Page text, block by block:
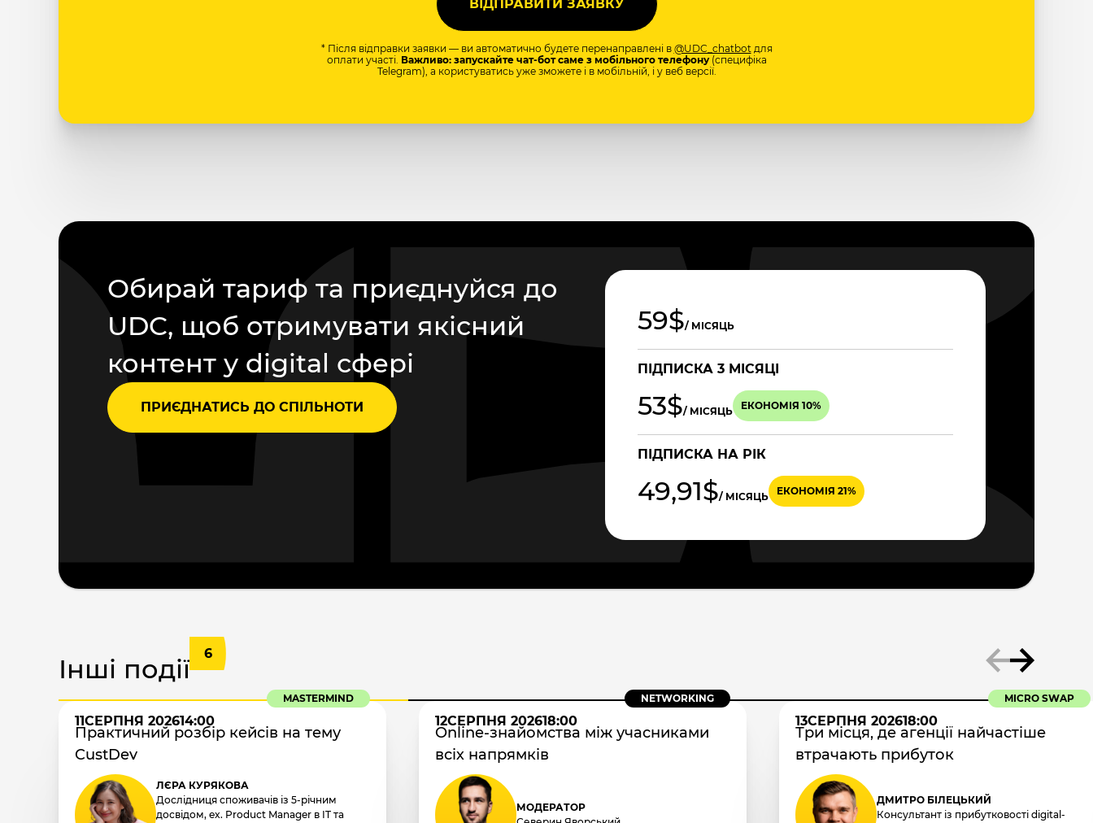
* Після відправки заявки — ви автоматично будете перенаправлені в @UDC_chatbotдля
оплати участі. Важливо: запускайте чат-бот саме з мобільного телефону(специфіка
Telegram), а користуватись уже зможете і в мобільній, і у веб версії.
Обирай тариф та приєднуйся до
UDC, щоб отримувати якісний
контент у digital сфері
ПРИЄДНАТИСЬ ДО СПІЛЬНОТИ
59$/ МІСЯЦЬ
ПІДПИСКА 3 МІСЯЦІ
53$/ МІСЯЦЬ ЕКОНОМІЯ 10%
ПІДПИСКА НА РІК
49,91$/ МІСЯЦЬ ЕКОНОМІЯ 21%
Інші події 6
MASTERMIND
11СЕРПНЯ 202614:00
Практичний розбір кейсів на тему
CustDev
ЛЄРА КУРЯКОВА
Дослідниця споживачів із 5-річним
досвідом, ex. Product Manager в IT та
NETWORKING
12СЕРПНЯ 202618:00
Online-знайомства між учасниками
всіх напрямків
МОДЕРАТОР
MICRO SWAP
13СЕРПНЯ 202618:00
Три місця, де агенції найчастіше
втрачають прибуток
ДМИТРО БІЛЕЦЬКИЙ
Консультант із прибутковості digital-